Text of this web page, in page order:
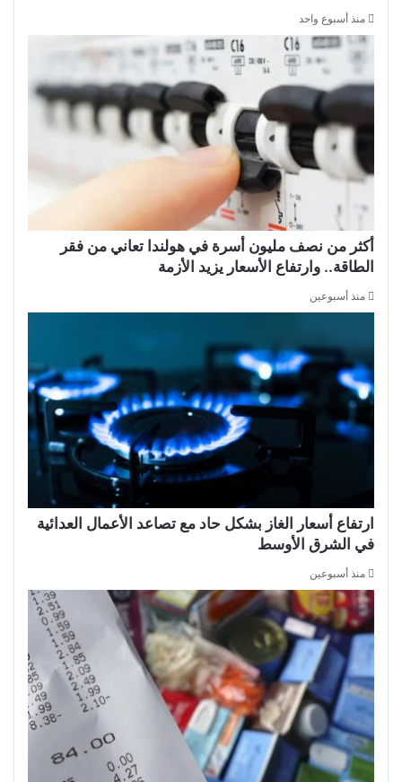
منذ أسبوع واحد
أكثر من نصف مليون أسرة في هولندا تعاني من فقر
الطاقة.. وارتفاع الأسعار يزيد الأزمة
منذ أسبوعين
ارتفاع أسعار الغاز بشكل حاد مع تصاعد الأعمال العدائية
في الشرق الأوسط
منذ أسبوعين